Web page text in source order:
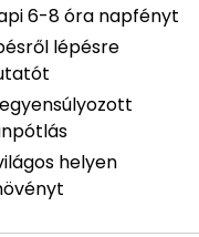
6-8 óra napfényt
lépésre
helyen